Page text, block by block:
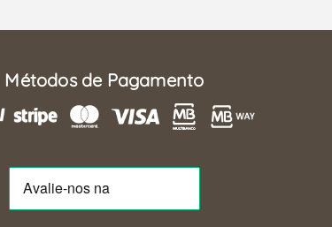
Métodos de Pagamento